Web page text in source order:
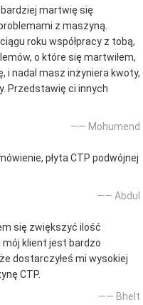
martwię się
z maszyną.
roku współpracy z tobą,
o które się martwiłem,
i nadal masz inżyniera kwoty,
Przedstawię ci innych
—— Mohumend
płyta CTP podwójnej
—— Abdul
się zwiększyć ilość
mój klient jest bardzo
dostarczyłeś mi wysokiej
CTP.
—— Bhelt